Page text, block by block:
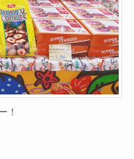
！